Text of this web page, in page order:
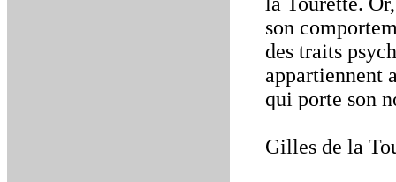
son
des traits
appartiennent
qui porte son
Gilles de la